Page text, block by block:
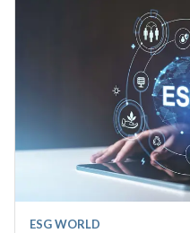
ESG WORLD